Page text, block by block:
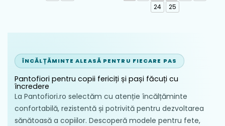
24
25
ÎNCĂLȚĂMINTE ALEASĂ PENTRU FIECARE PAS
Pantofiori pentru copii fericiți și pași făcuți cu
încredere
La Pantofiori.ro selectăm cu atenție încălțăminte
confortabilă, rezistentă și potrivită pentru dezvoltarea
sănătoasă a copiilor. Descoperă modele pentru fete,